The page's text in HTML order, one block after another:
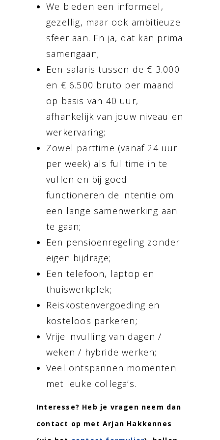
We bieden een informeel,
gezellig, maar ook ambitieuze
sfeer aan. En ja, dat kan prima
samengaan;
Een salaris tussen de € 3.000
en € 6.500 bruto per maand
op basis van 40 uur,
afhankelijk van jouw niveau en
werkervaring;
Zowel parttime (vanaf 24 uur
per week) als fulltime in te
vullen en bij goed
functioneren de intentie om
een lange samenwerking aan
te gaan;
Een pensioenregeling zonder
eigen bijdrage;
Een telefoon, laptop en
thuiswerkplek;
Reiskostenvergoeding en
kosteloos parkeren;
Vrije invulling van dagen /
weken / hybride werken;
Veel ontspannen momenten
met leuke collega’s.
Interesse? Heb je vragen neem dan
contact op met Arjan Hakkennes